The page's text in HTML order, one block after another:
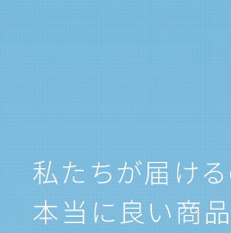
私たちが届ける
本当に良い商品